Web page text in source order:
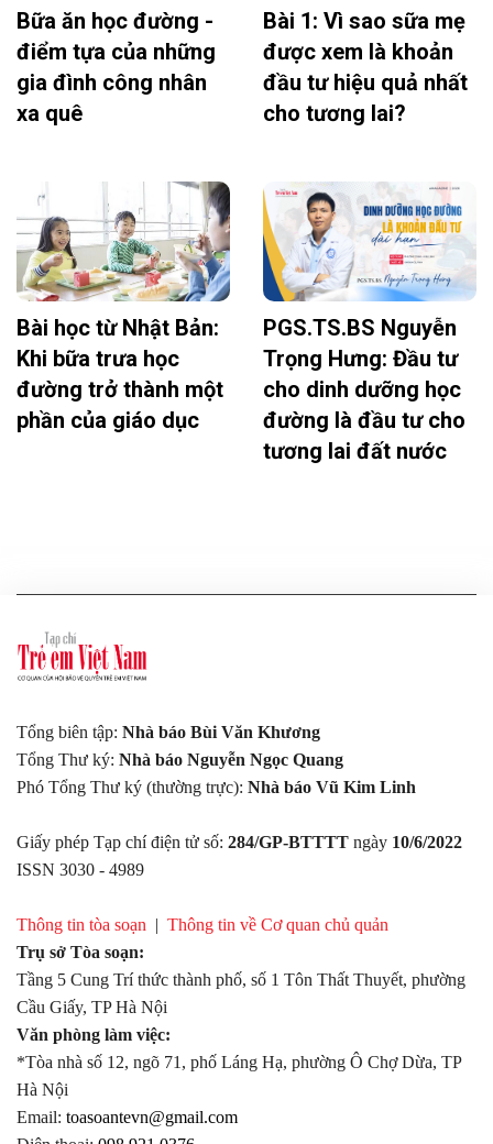
Bữa ăn học đường -
điểm tựa của những
gia đình công nhân
xa quê
Bài 1: Vì sao sữa mẹ
được xem là khoản
đầu tư hiệu quả nhất
cho tương lai?
Bài học từ Nhật Bản:
Khi bữa trưa học
đường trở thành một
phần của giáo dục
PGS.TS.BS Nguyễn
Trọng Hưng: Đầu tư
cho dinh dưỡng học
đường là đầu tư cho
tương lai đất nước
Tổng biên tập: Nhà báo Bùi Văn Khương
Tổng Thư ký: Nhà báo Nguyễn Ngọc Quang
Phó Tổng Thư ký (thường trực): Nhà báo Vũ Kim Linh
Giấy phép Tạp chí điện tử số: 284/GP-BTTTT ngày 10/6/2022
ISSN 3030 - 4989
Thông tin tòa soạn | Thông tin về Cơ quan chủ quản
Trụ sở Tòa soạn:
Tầng 5 Cung Trí thức thành phố, số 1 Tôn Thất Thuyết, phường
Cầu Giấy, TP Hà Nội
Văn phòng làm việc:
*Tòa nhà số 12, ngõ 71, phố Láng Hạ, phường Ô Chợ Dừa, TP
Hà Nội
Email: toasoantevn@gmail.com